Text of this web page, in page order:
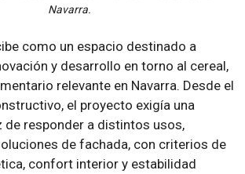
Navarra.
como un espacio destinado a
y desarrollo en torno al cereal,
relevante en Navarra. Desde el
el proyecto exigía una
de responder a distintos usos,
de fachada, con criterios de
confort interior y estabilidad